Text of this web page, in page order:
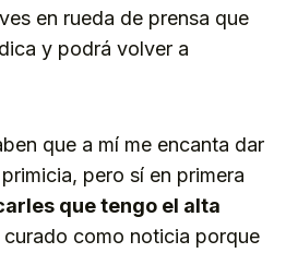
en rueda de prensa que
y podrá volver a
que a mí me encanta dar
pero sí en primera
que tengo el alta
como noticia porque